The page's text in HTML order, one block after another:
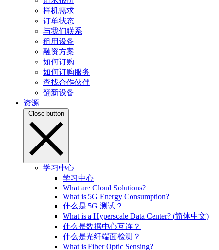
样机需求
订单状态
与我们联系
租用设备
融资方案
如何订购
如何订购服务
查找合作伙伴
翻新设备
资源
Close button
学习中心
学习中心
What are Cloud Solutions?
What is 5G Energy Consumption?
什么是 5G 测试？
What is a Hyperscale Data Center? (简体中文)
什么是数据中心互连？
什么是光纤端面检测？
What is Fiber Optic Sensing?